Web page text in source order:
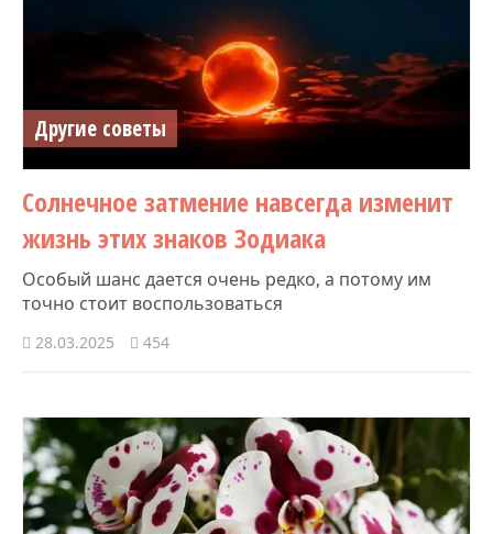
Другие советы
Солнечное затмение навсегда изменит
жизнь этих знаков Зодиака
Особый шанс дается очень редко, а потому им
точно стоит воспользоваться
28.03.2025 454